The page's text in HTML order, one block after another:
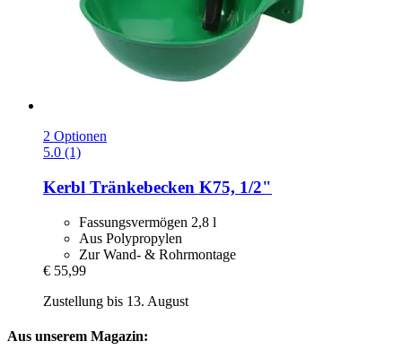
2 Optionen
5.0 (1)
Kerbl Tränkebecken K75, 1/2"
Fassungsvermögen 2,8 l
Aus Polypropylen
Zur Wand- & Rohrmontage
€ 55,99
Zustellung bis 13. August
Aus unserem Magazin: